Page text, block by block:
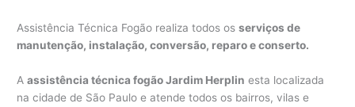
Assistência Técnica Fogão realiza todos osserviços de
manutenção, instalação, conversão, reparo e conserto.
Aassistência técnica fogão Jardim Herplin esta localizada
na cidade de São Paulo e atende todos os bairros, vilas e